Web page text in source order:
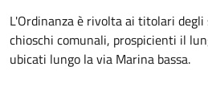
L'Ordinanza è rivolta ai titolari
chioschi comunali, prospicienti il
ubicati lungo la via Marina bassa.